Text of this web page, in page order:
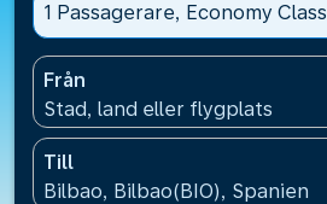
1 Passagerare, Economy Class
Från
Stad, land eller flygplats
Till
Bilbao, Bilbao(BIO), Spanien